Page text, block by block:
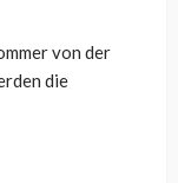
von der
die